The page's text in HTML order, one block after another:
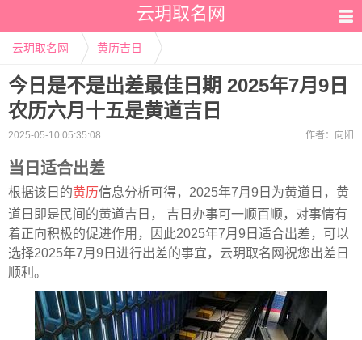
云玥取名网
云玥取名网 黄历吉日
今日是不是出差最佳日期 2025年7月9日
农历六月十五是黄道吉日
2025-05-10 05:35:08 作者： 向阳
当日适合出差
根据该日的黄历信息分析可得，2025年7月9日为黄道日，黄
道日即是民间的黄道吉日， 吉日办事可一顺百顺，对事情有
着正向积极的促进作用，因此2025年7月9日适合出差，可以
选择2025年7月9日进行出差的事宜，云玥取名网祝您出差日
顺利。